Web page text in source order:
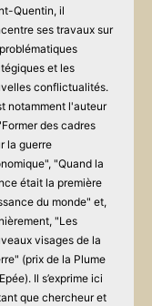
Quentin, il
ses travaux sur
et les
conflictualités.
notamment l'auteur
des cadres
la guerre
"Quand la
était la première
du monde" et,
"Les
visages de la
(prix de la Plume
Il s’exprime ici
que chercheur et